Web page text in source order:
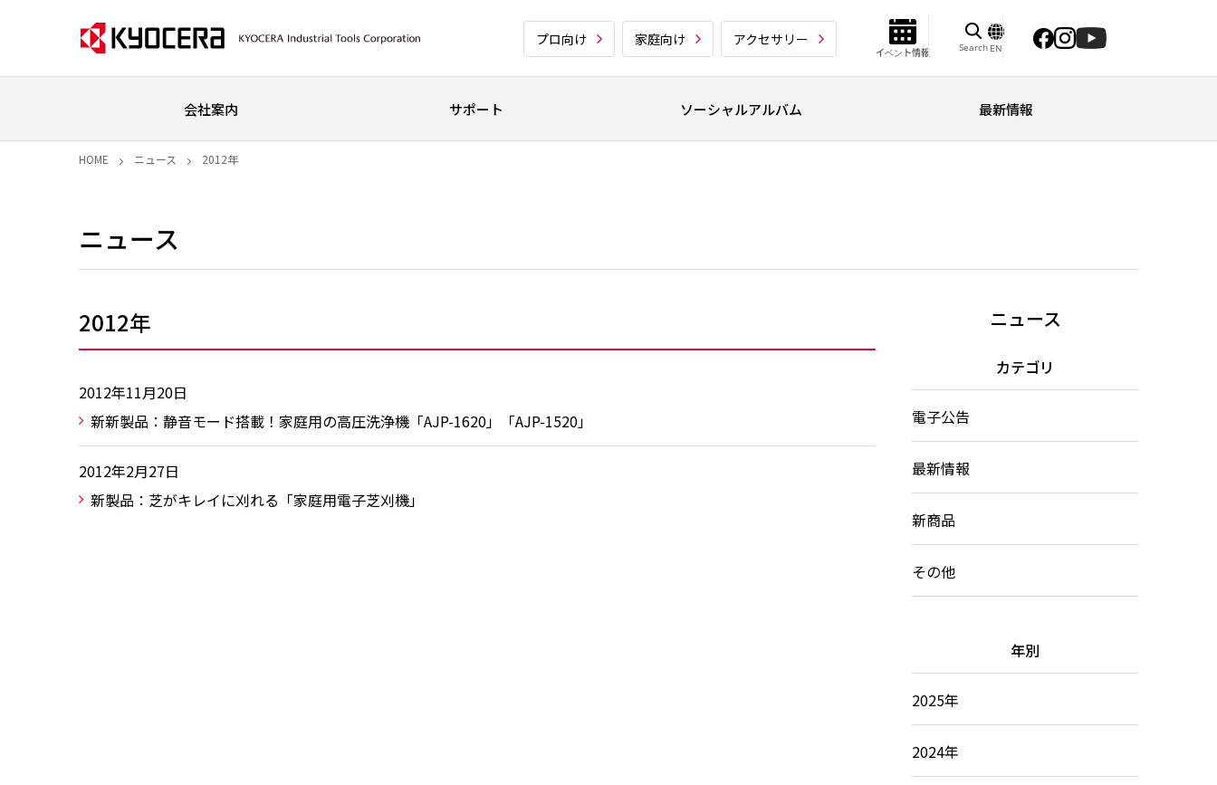
プロ向け 家庭向け アクセサリー
イベント情報 Search EN
会社案内 サポート ソーシャルアルバム 最新情報
HOME ニュース 2012年
ニュース
2012年
2012年11月20日
新新製品：静音モード搭載！家庭用の高圧洗浄機「AJP-1620」「AJP-1520」
2012年2月27日
新製品：芝がキレイに刈れる「家庭用電子芝刈機」
ニュース
カテゴリ
電子公告
最新情報
新商品
その他
年別
2025年
2024年